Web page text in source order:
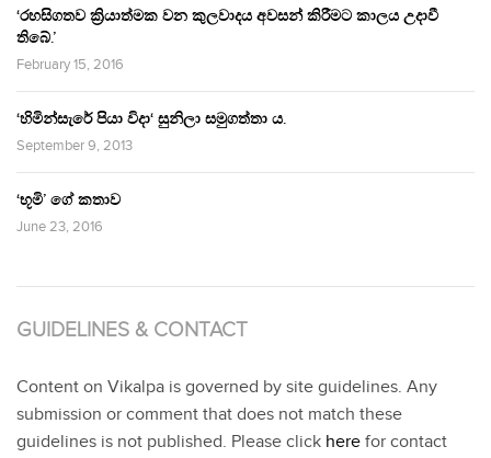
‘රහසිගතව ක්‍රියාත්මක වන කුලවාදය අවසන් කිරීමට කාලය උදාවී
තිබේ.’
February 15, 2016
‘හිමින්සැරේ පියා විදා‘ සුනිලා සමුගත්තා ය.
September 9, 2013
‘භූමි’ ගේ කතාව
June 23, 2016
GUIDELINES & CONTACT
Content on Vikalpa is governed by site guidelines. Any
submission or comment that does not match these
guidelines is not published. Please click here for contact